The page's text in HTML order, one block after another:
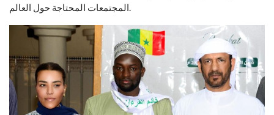
المجتمعات المحتاجة حول العالم.